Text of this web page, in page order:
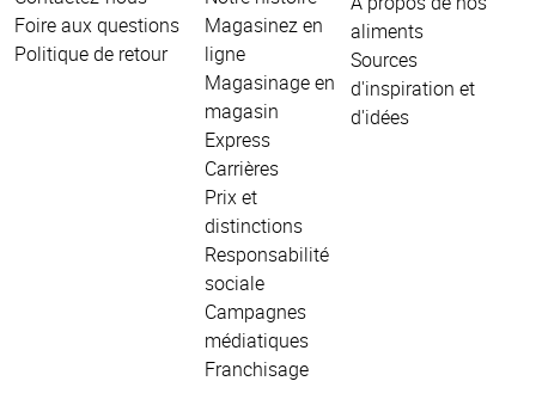
Foire aux questions
Politique de retour
Magasinez en
ligne
Magasinage en
magasin
Express
Carrières
Prix et
distinctions
Responsabilité
sociale
Campagnes
médiatiques
Franchisage
aliments
Sources
d'inspiration et
d'idées